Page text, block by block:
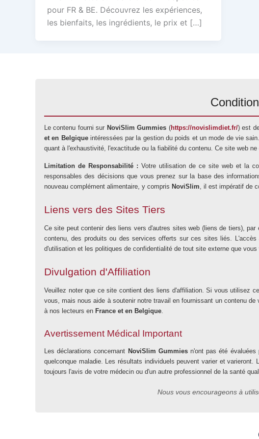
pour FR & BE. Découvrez les expériences,
les bienfaits, les ingrédients, le prix et […]
Le contenu fourni sur NoviSlim Gummies (https://novislimdiet.fr/) est
et en Belgiqueintéressées par la gestion du poids et un mode de vie
quant à l'exhaustivité, l'exactitude ou la fiabilité du contenu. Ce site web
Limitation de Responsabilité : Votre utilisation de ce site web et la
responsables des décisions que vous prenez sur la base des
nouveau complément alimentaire, y compris NoviSlim, il est impératif de
Liens vers des Sites Tiers
Ce site peut contenir des liens vers d'autres sites web (liens de tiers),
contenu, des produits ou des services offerts sur ces sites liés.
d'utilisation et les politiques de confidentialité de tout site externe que
Divulgation d'Affiliation
Veuillez noter que ce site contient des liens d'affiliation. Si vous utilisez
vous, mais nous aide à soutenir notre travail en fournissant un contenu
à nos lecteurs en France et en Belgique.
Avertissement Médical Important
Les déclarations concernant NoviSlim Gummiesn'ont pas été évaluées
quelconque maladie. Les résultats individuels peuvent varier et
toujours l'avis de votre médecin ou d'un autre professionnel de la santé
Nous vous encourageons à